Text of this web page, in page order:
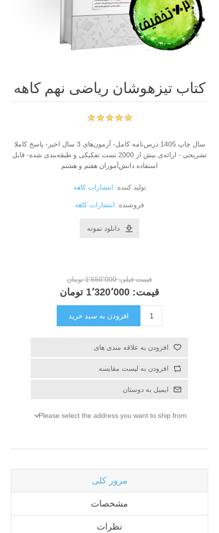
کتاب تیزهوشان ریاضی نهم کاهه
سال چاپ 1405 درس‌نامه کامل- آزمون‌های 3 سال اخیر- پاسخ کاملا
تشریحی - ارائه‌ی بیش از 2000 تست تفکیکی و طبقه‌بندی شده- قابل
استفاده دانش‌آموزان هفتم و هشتم
تولید کننده: انتشارات کاهه
فروشنده: انتشارات کاهه
دانلود نمونه
قیمت قبلی: 1٬650٬000 تومان
قیمت: 1٬320٬000 تومان
افزودن به سبد خرید
افزودن به علاقه مندی های
افزودن به لیست مقایسه
ایمیل به دوستان
Please select the address you want to ship from
مرور کلی
مشخصات
نظرات